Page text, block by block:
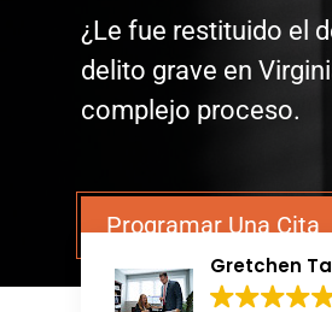
¿Le fue restituido el
delito grave en
complejo proceso.
Programar Una Cita
Gretchen